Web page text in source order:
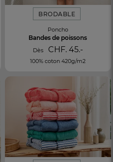
AT
BRODABLE
Poncho
Bandes de poissons
Dès CHF. 45.-
100% coton 420g/m2